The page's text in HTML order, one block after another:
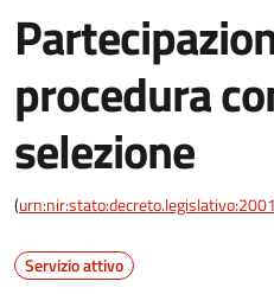
procedura
selezione
(
Servizio attivo